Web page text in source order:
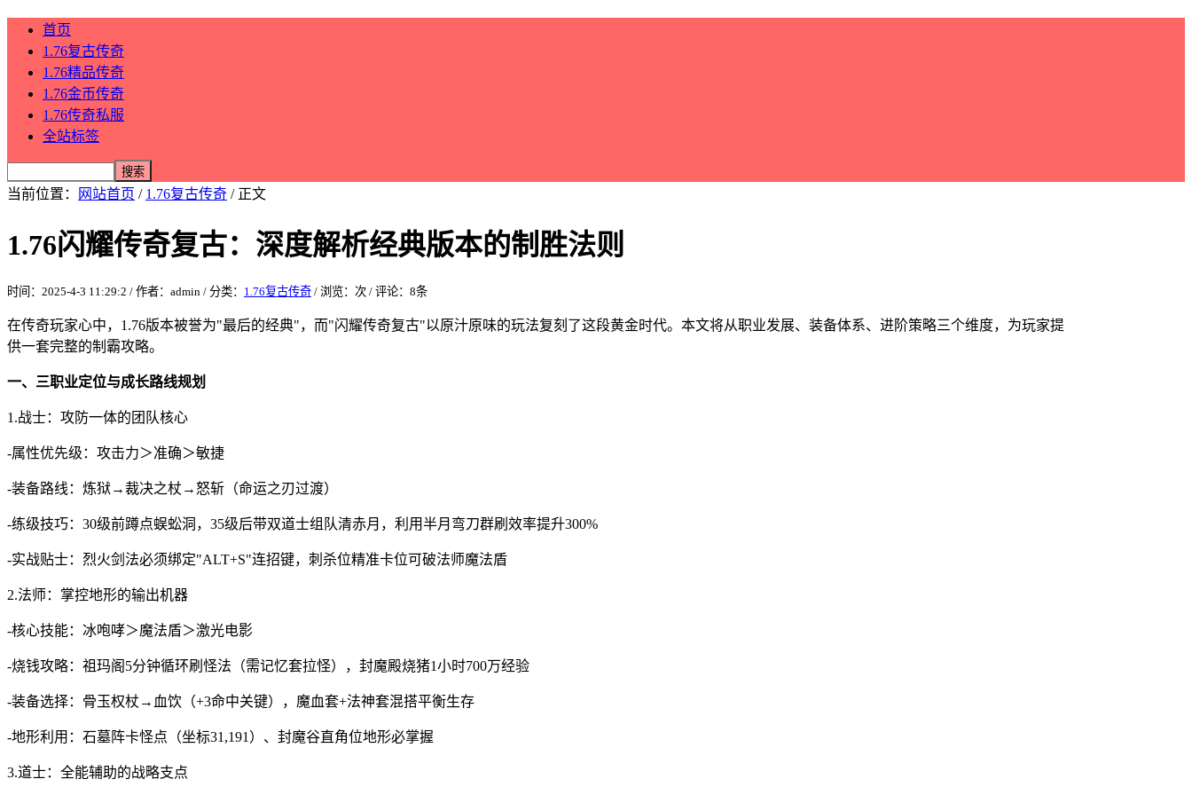
首页
1.76复古传奇
1.76精品传奇
1.76金币传奇
1.76传奇私服
全站标签
当前位置： 网站首页 / 1.76复古传奇 / 正文
1.76闪耀传奇复古：深度解析经典版本的制胜法则
时间：2025-4-3 11:29:2 / 作者：admin / 分类： 1.76复古传奇 / 浏览： 次 / 评论：8条
在传奇玩家心中，1.76版本被誉为"最后的经典"，而"闪耀传奇复古"以原汁原味的玩法复刻了这段黄金时代。本文将从职业发展、装备体系、进阶策略三个维度，为玩家提
供一套完整的制霸攻略。
一、三职业定位与成长路线规划
1.战士：攻防一体的团队核心
-属性优先级：攻击力＞准确＞敏捷
-装备路线：炼狱→裁决之杖→怒斩（命运之刃过渡）
-练级技巧：30级前蹲点蜈蚣洞，35级后带双道士组队清赤月，利用半月弯刀群刷效率提升300%
-实战贴士：烈火剑法必须绑定"ALT+S"连招键，刺杀位精准卡位可破法师魔法盾
2.法师：掌控地形的输出机器
-核心技能：冰咆哮＞魔法盾＞激光电影
-烧钱攻略：祖玛阁5分钟循环刷怪法（需记忆套拉怪），封魔殿烧猪1小时700万经验
-装备选择：骨玉权杖→血饮（+3命中关键），魔血套+法神套混搭平衡生存
-地形利用：石墓阵卡怪点（坐标31,191）、封魔谷直角位地形必掌握
3.道士：全能辅助的战略支点